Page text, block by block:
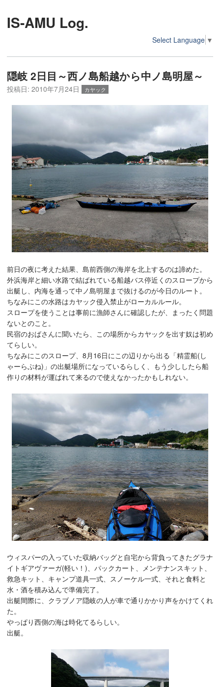
IS-AMU Log.
Select Language ▼
隠岐 2日目～西ノ島船越から中ノ島明屋～
投稿日: 2010年7月24日 カヤック
前日の夜に考えた結果、島前西側の海岸を北上するのは諦めた。
外浜海岸と細い水路で結ばれている船越バス停近くのスロープから
出艇し、内海を通って中ノ島明屋まで抜けるのが今日のルート。
ちなみにこの水路はカヤック侵入禁止がローカルルール。
スロープを使うことは事前に漁師さんに確認したが、まったく問題
ないとのこと。
民宿のおばさんに聞いたら、この場所からカヤックを出す奴は初め
てらしい。
ちなみにこのスロープ、8月16日にこの辺りから出る「精霊船(し
ゃーらぶね)」の出艇場所になっているらしく、もう少ししたら船
作りの材料が運ばれて来るので使えなかったかもしれない。
ウィスパーの入っていた収納バッグと自宅から背負ってきたグラナ
イトギアヴァーガ(軽い！)、パックカート、メンテナンスキット、
救急キット、キャンプ道具一式、スノーケル一式、それと食料と
水・酒を積み込んで準備完了。
出艇間際に、クラブノア隠岐の人が車で通りかかり声をかけてくれ
た。
やっぱり西側の海は時化てるらしい。
出艇。